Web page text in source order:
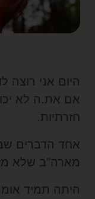
אני רוצה
את.ה לא
הדברים שבוו
שלא מזמן
תמיד אומרת